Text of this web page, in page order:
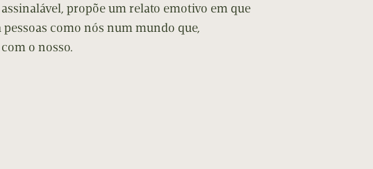
propõe um relato emotivo em que
como nós num mundo que,
o nosso.